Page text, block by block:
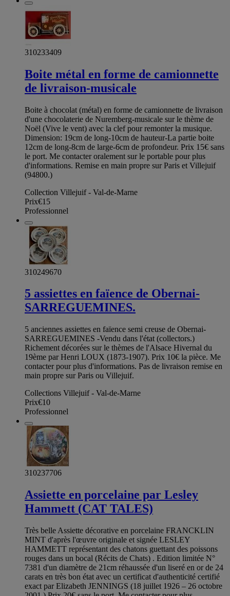
310233409
Boite métal en forme de camionnette
de livraison-musicale
Boite à chocolat (métal) en forme de camionnette de livraison
d'une chocolaterie de Nuremberg-musicale sur le thème de
Noël (Vive le vent) avec la clef pour remonter la musique.
Dimension: 19cm de long-10cm de hauteur-La partie boite
12cm de long-8cm de large-6cm de profondeur. Prix 15€ sans
le port. Me contacter oralement sur le portable pour plus
d'informations. Remise en main propre sur Paris et Villejuif
(94800.)
Collection Villejuif - Val-de-Marne
Prix€15
Professionnel
310249670
5 assiettes en faïence de Obernai-
SARREGUEMINES.
5 anciennes assiettes en faïence semi creuse de Obernai-
SARREGUEMINES -Vendu dans l'état (collectors.)
Richement décorées sur le thèmes de l'Alsace Hivernal du
19ème par Henri LOUX (1873-1907). Prix 10€ la pièce. Me
contacter pour plus d'informations. Pas de livraison remise en
main propre sur Paris ou Villejuif.
Collections Villejuif - Val-de-Marne
Prix€10
Professionnel
310237706
Assiette en porcelaine par Lesley
Hammett (CAT TALES)
Très belle Assiette décorative en porcelaine FRANCKLIN
MINT d'après l'œuvre originale et signée LESLEY
HAMMETT représentant des chatons guettant des poissons
rouges dans un bocal (Récits de Chats) . Edition limitée N°
7381 d'un diamètre de 21cm réhaussée d'un liseré en or de 24
carats en très bon état avec un certificat d'authenticité certifié
exact par Elizabeth JENNINGS (18 juillet 1926 – 26 octobre